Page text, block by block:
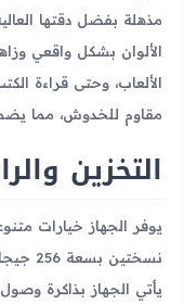
مذهلة بفضل دقتها
الألوان بشكل واقعي
الألعاب، وحتى قراءة
مقاوم للخدوش، مما
التخزين
يوفر الجهاز خيارات